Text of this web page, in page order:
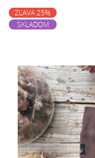
ZĽAVA 25%
SKLADOM